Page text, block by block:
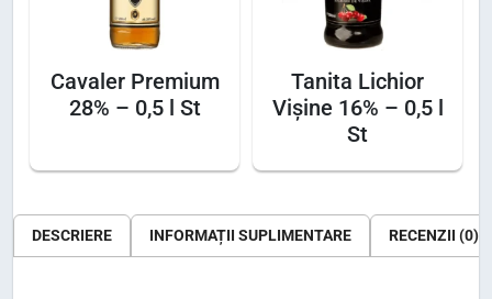
ECavaler Premium
28% – 0,5 l St
Tanita Lichior
Vișine 16% – 0,5 l
St
DESCRIERE INFORMAȚII SUPLIMENTARE RECENZII (0)